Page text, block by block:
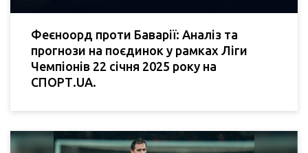
Феєноорд проти Баварії: Аналіз та
прогнози на поєдинок у рамках Ліги
Чемпіонів 22 січня 2025 року на
СПОРТ.UA.